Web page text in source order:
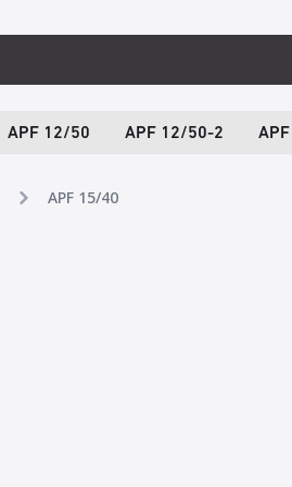
APF 12/50 APF 12/50-2
APF 15/40